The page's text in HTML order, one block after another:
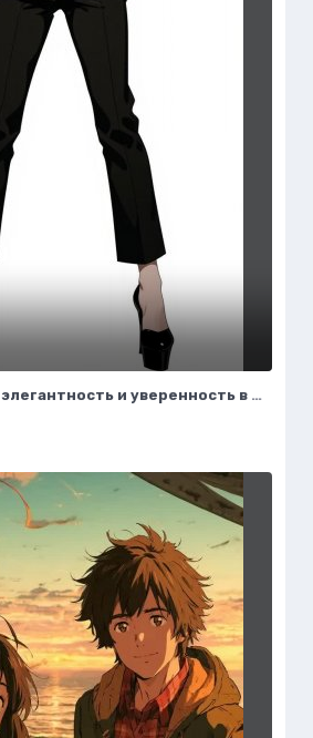
Изысканный образ: элегантность и уверенность в деталях. Нейросеть Flux.1